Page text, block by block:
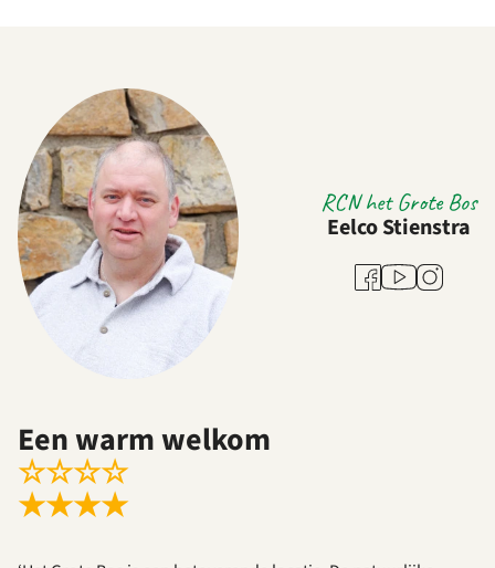
RCN het Grote Bos
Eelco Stienstra
Facebook
YoutubeInstagram
Een warm welkom
☆☆☆☆
★★★★